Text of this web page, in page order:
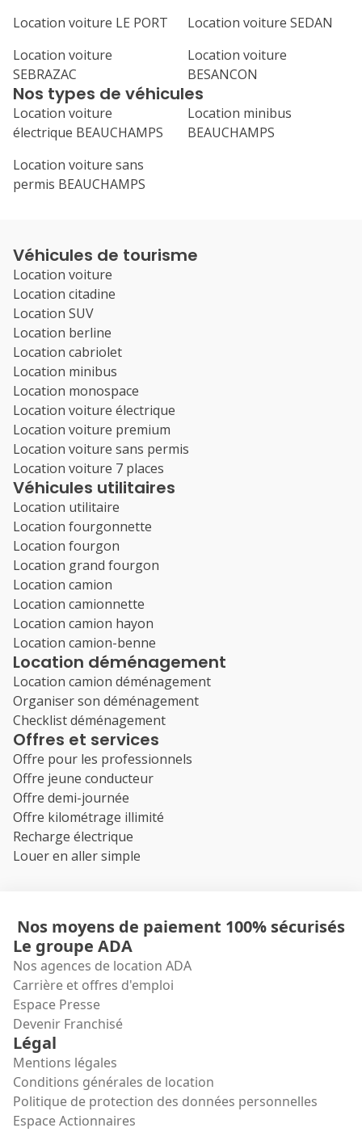
Location voiture LE PORT
Location voiture SEDAN
Location voiture
SEBRAZAC
Location voiture
BESANCON
Nos types de véhicules
Location voiture
électrique BEAUCHAMPS
Location minibus
BEAUCHAMPS
Location voiture sans
permis BEAUCHAMPS
Véhicules de tourisme
Location voiture
Location citadine
Location SUV
Location berline
Location cabriolet
Location minibus
Location monospace
Location voiture électrique
Location voiture premium
Location voiture sans permis
Location voiture 7 places
Véhicules utilitaires
Location utilitaire
Location fourgonnette
Location fourgon
Location grand fourgon
Location camion
Location camionnette
Location camion hayon
Location camion-benne
Location déménagement
Location camion déménagement
Organiser son déménagement
Checklist déménagement
Offres et services
Offre pour les professionnels
Offre jeune conducteur
Offre demi-journée
Offre kilométrage illimité
Recharge électrique
Louer en aller simple
Nos moyens de paiement 100% sécurisés
Le groupe ADA
Nos agences de location ADA
Carrière et offres d'emploi
Espace Presse
Devenir Franchisé
Légal
Mentions légales
Conditions générales de location
Politique de protection des données personnelles
Espace Actionnaires